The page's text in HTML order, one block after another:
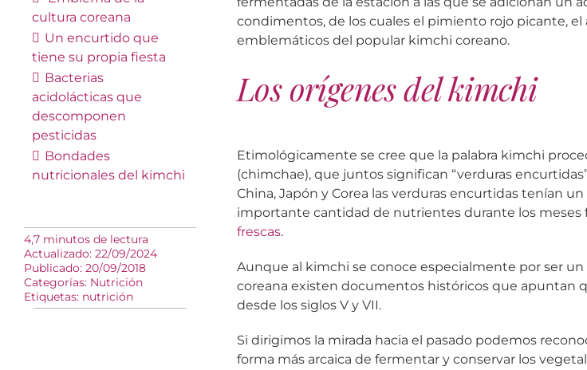
cultura coreana
Un encurtido que
tiene su propia fiesta
Bacterias
acidolácticas que
descomponen
pesticidas
Bondades
nutricionales del kimchi
4,7 minutos de lectura
Actualizado: 22/09/2024
Publicado: 20/09/2018
Categorías: Nutrición
Etiquetas: nutrición
condimentos, de los cuales el pimiento rojo picante, el
emblemáticos del popular kimchi coreano.
Los orígenes del kimchi
Etimológicamente se cree que la palabra kimchi
(chimchae), que juntos significan “verduras
China, Japón y Corea las verduras encurtidas tenían
importante cantidad de nutrientes durante los meses
frescas.
Aunque al kimchi se conoce especialmente por ser
coreana existen documentos históricos que apuntan
desde los siglos V y VII.
Si dirigimos la mirada hacia el pasado podemos
forma más arcaica de fermentar y conservar los